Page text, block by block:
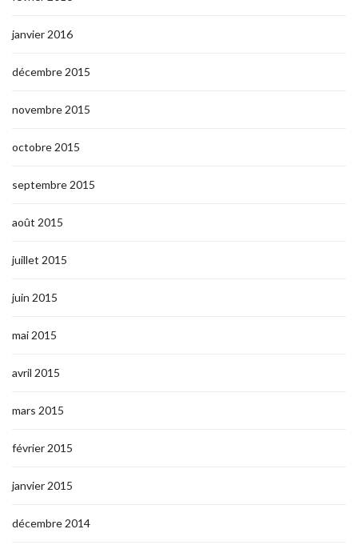
janvier 2016
décembre 2015
novembre 2015
octobre 2015
septembre 2015
août 2015
juillet 2015
juin 2015
mai 2015
avril 2015
mars 2015
février 2015
janvier 2015
décembre 2014